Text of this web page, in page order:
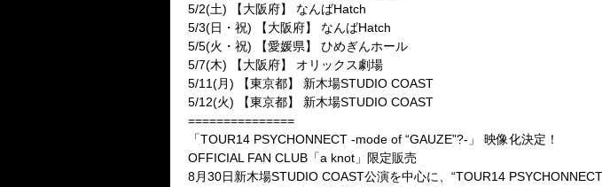
5/2(土) 【大阪府】 なんばHatch
5/3(日・祝) 【大阪府】 なんばHatch
5/5(火・祝) 【愛媛県】 ひめぎんホール
5/7(木) 【大阪府】 オリックス劇場
5/11(月) 【東京都】 新木場STUDIO COAST
5/12(火) 【東京都】 新木場STUDIO COAST
===============
「TOUR14 PSYCHONNECT -mode of “GAUZE”?-」 映像化決定！
OFFICIAL FAN CLUB「a knot」限定販売
8月30日新木場STUDIO COAST公演を中心に、“TOUR14